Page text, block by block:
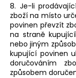
8. Je-li
zboží na místo
povinen převzít
na straně
nebo jiným
kupující povinen
doručováním
způsobem